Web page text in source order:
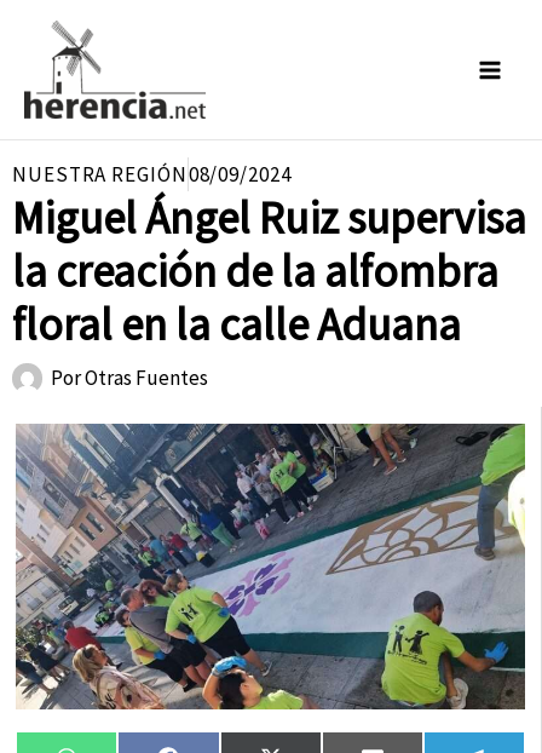
contenido
NUESTRA REGIÓN08/09/2024
Miguel Ángel Ruiz supervisa
la creación de la alfombra
floral en la calle Aduana
PorOtras Fuentes